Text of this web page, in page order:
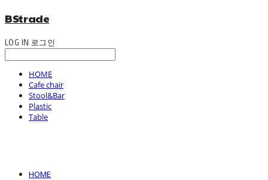
BStrade
LOG IN 로그인
HOME
Cafe chair
Stool&Bar
Plastic
Table
HOME